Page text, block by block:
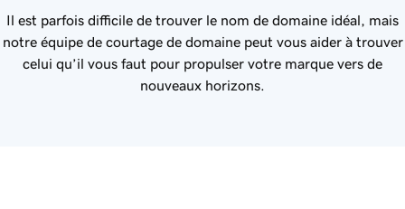
Il est parfois difficile de trouver le nom de domaine idéal, mais
notre équipe de courtage de domaine peut vous aider à trouver
celui qu’il vous faut pour propulser votre marque vers de
nouveaux horizons.